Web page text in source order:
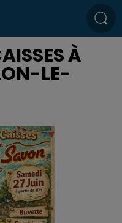
À
LE-